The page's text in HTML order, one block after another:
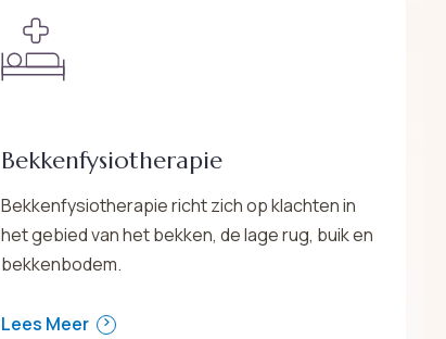
Bekkenfysiotherapie
Bekkenfysiotherapie richt zich op klachten in
het gebied van het bekken, de lage rug, buik en
bekkenbodem.
Lees Meer